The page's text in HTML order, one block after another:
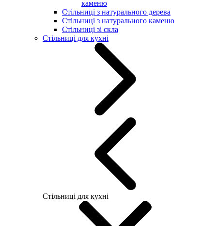
каменю
Стільниці з натурального дерева
Стільниці з натурального каменю
Стільниці зі скла
Стільниці для кухні
Стільниці для кухні